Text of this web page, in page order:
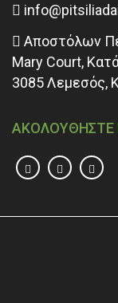
Αποστόλων
Mary Court,
3085 Λεμεσός,
ΑΚΟΛΟΥΘΗΣΤΕ